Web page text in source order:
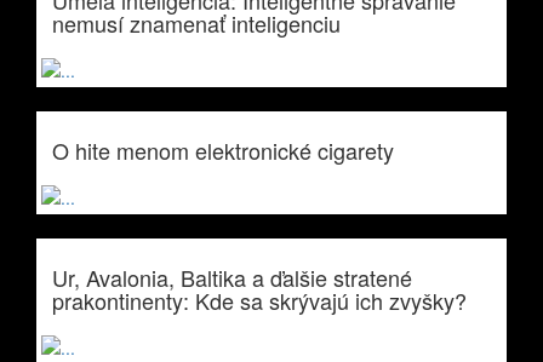
nemusí znamenať inteligenciu
O hite menom elektronické cigarety
Ur, Avalonia, Baltika a ďalšie stratené
prakontinenty: Kde sa skrývajú ich zvyšky?